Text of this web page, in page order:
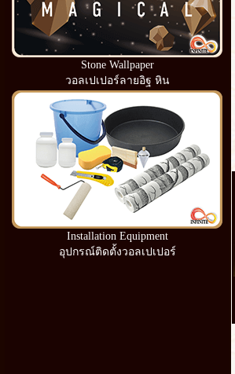
Stone Wallpaper
วอลเปเปอร์ลายอิฐ หิน
Installation Equipment
อุปกรณ์ติดตั้งวอลเปเปอร์